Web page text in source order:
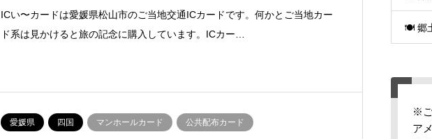
ICい〜カードは愛媛県松山市のご当地交通ICカードです。何かとご当地カー
ド系は見かけると旅の記念に購入しています。ICカー…
愛媛県 四国 マンホールカード 公共配布カード
🍽 郷
※
ア